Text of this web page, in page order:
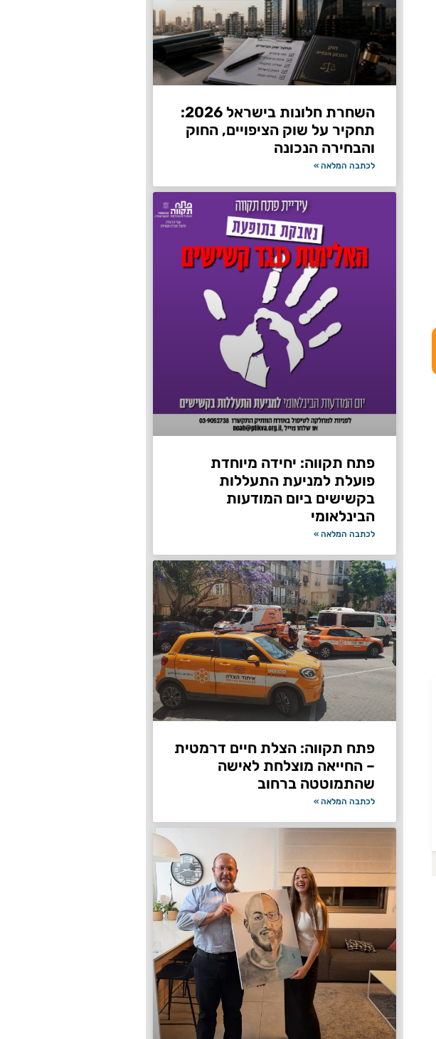
השחרת חלונות בישראל 2026:
תחקיר על שוק הציפויים, החוק
והבחירה הנכונה
לכתבה המלאה »
פתח תקווה: יחידה מיוחדת
פועלת למניעת התעללות
בקשישים ביום המודעות
הבינלאומי
לכתבה המלאה »
פתח תקווה: הצלת חיים דרמטית
– החייאה מוצלחת לאישה
שהתמוטטה ברחוב
לכתבה המלאה »